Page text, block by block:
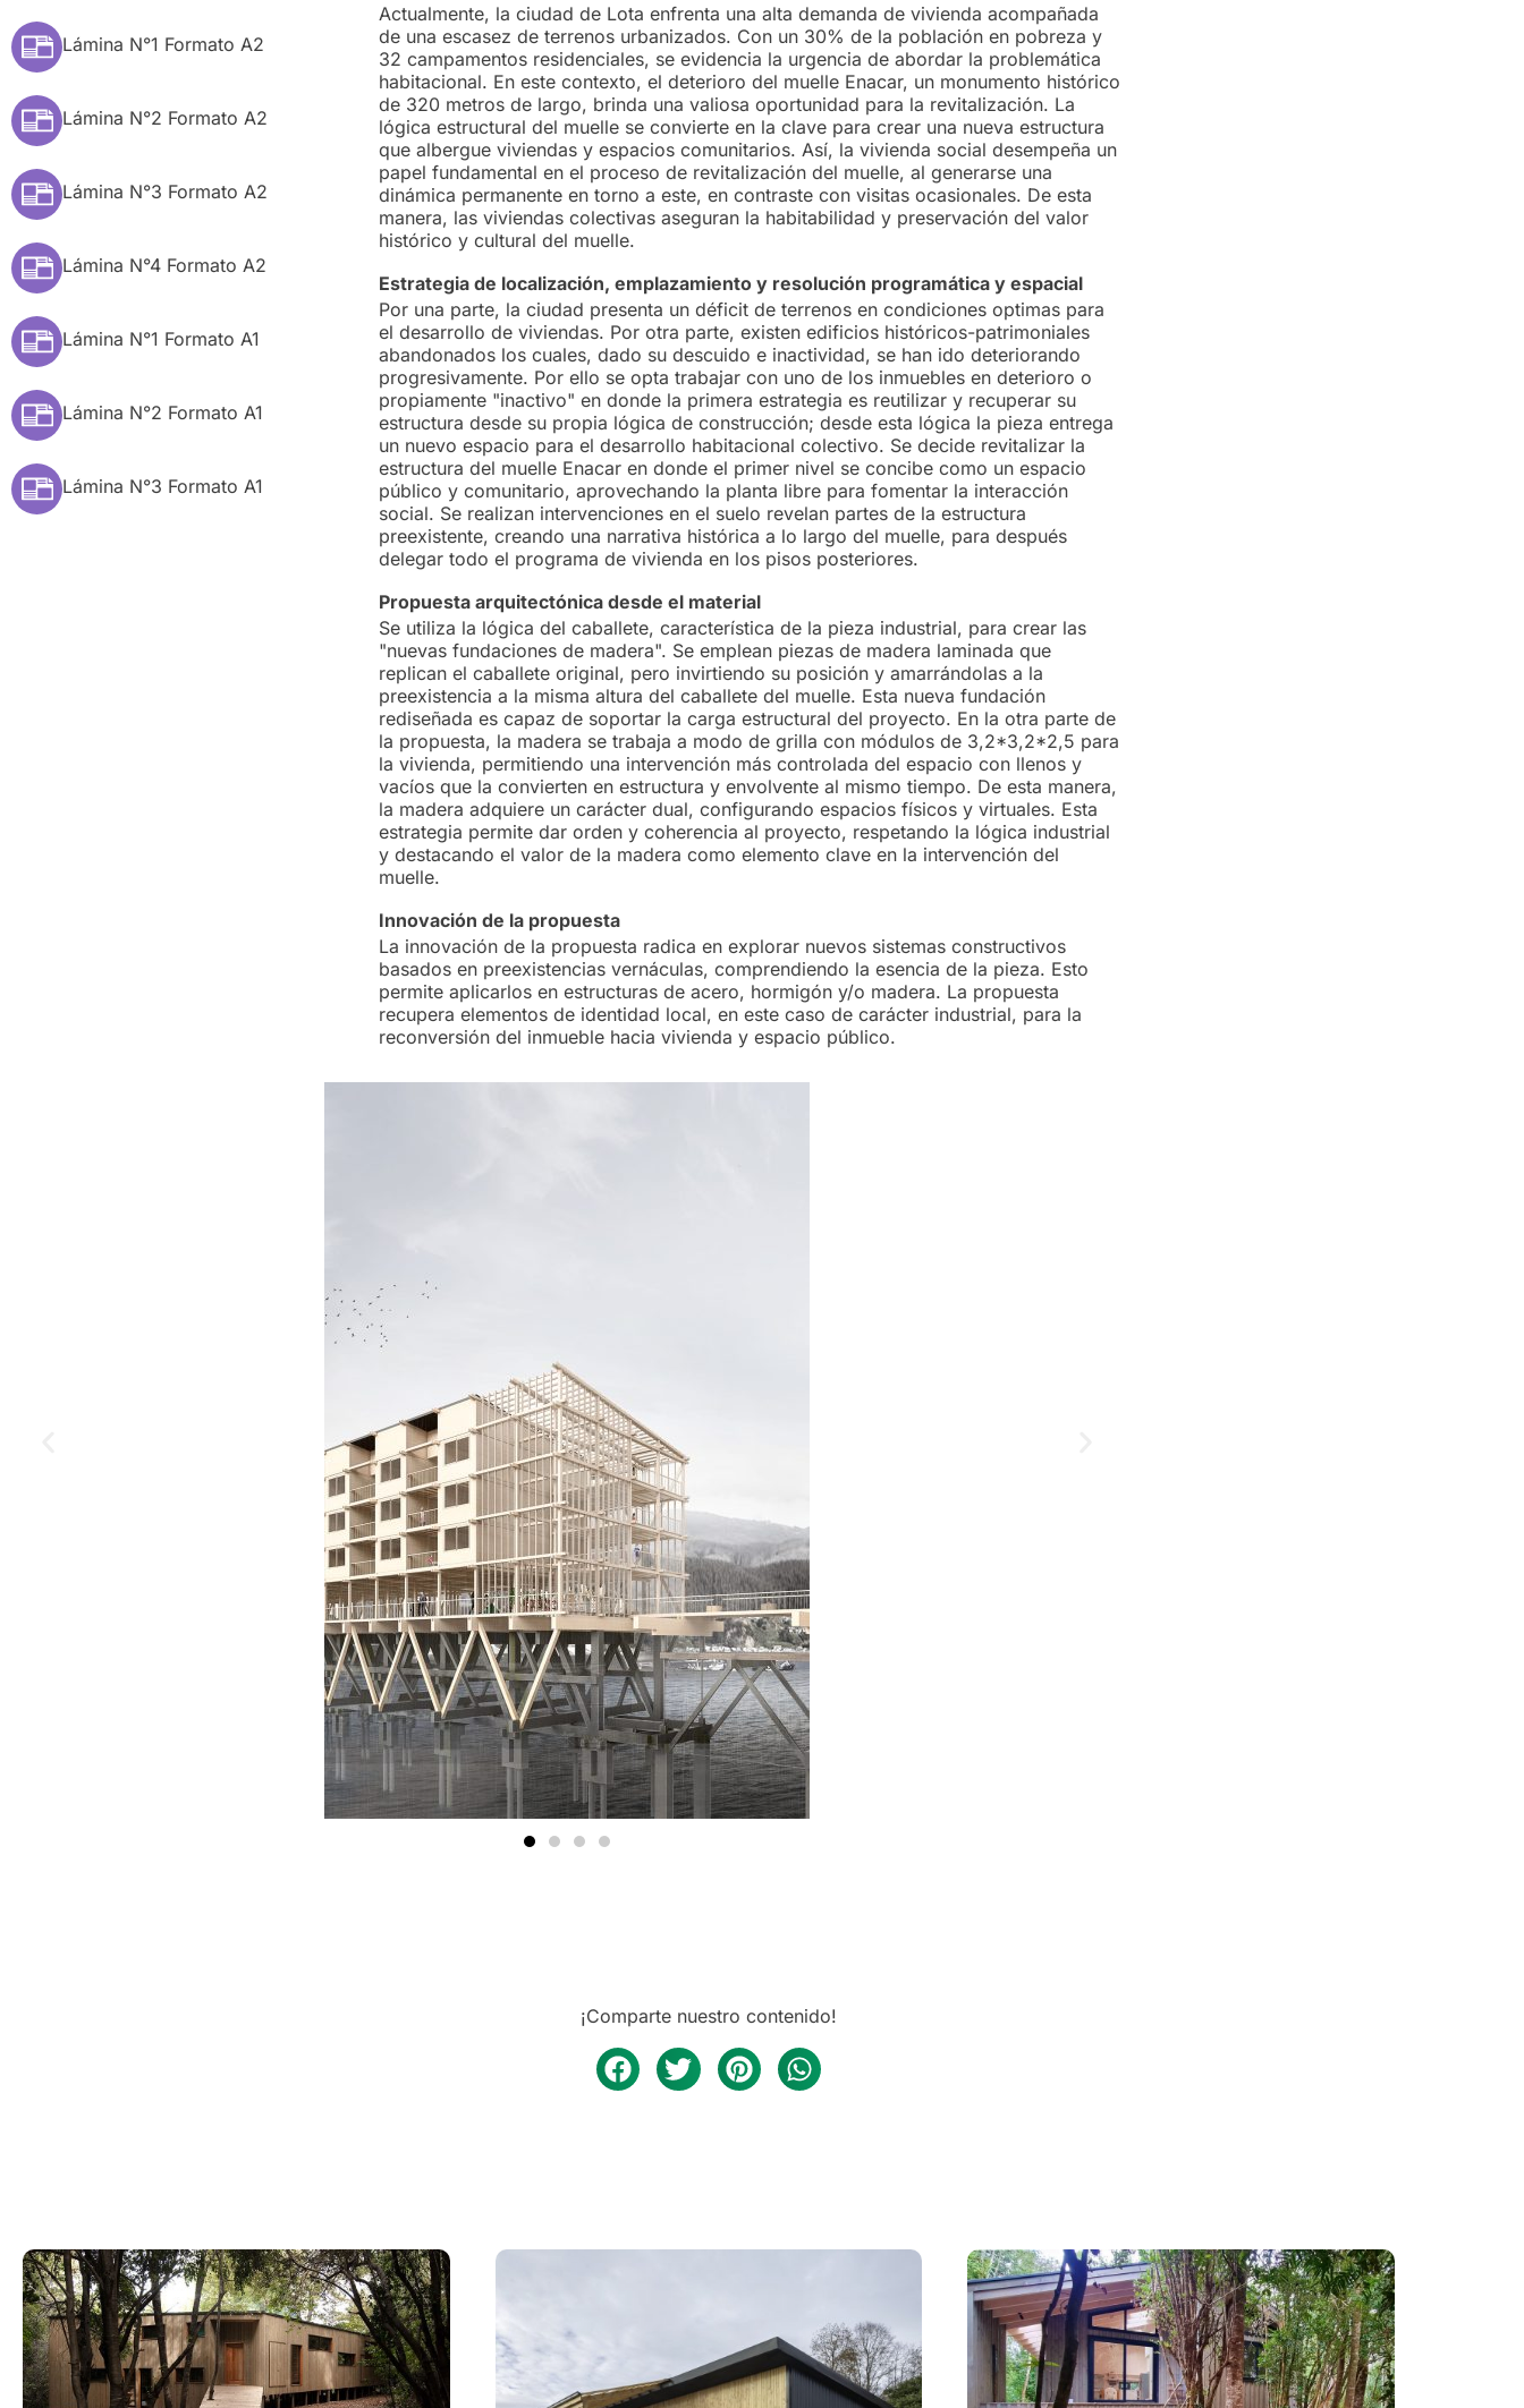
Lámina N°1 Formato A2
Lámina N°2 Formato A2
Lámina N°3 Formato A2
Lámina N°4 Formato A2
Lámina N°1 Formato A1
Lámina N°2 Formato A1
Lámina N°3 Formato A1
Actualmente, la ciudad de Lota enfrenta una alta demanda de vivienda acompañada
de una escasez de terrenos urbanizados. Con un 30% de la población en pobreza y
32 campamentos residenciales, se evidencia la urgencia de abordar la problemática
habitacional. En este contexto, el deterioro del muelle Enacar, un monumento histórico
de 320 metros de largo, brinda una valiosa oportunidad para la revitalización. La
lógica estructural del muelle se convierte en la clave para crear una nueva estructura
que albergue viviendas y espacios comunitarios. Así, la vivienda social desempeña un
papel fundamental en el proceso de revitalización del muelle, al generarse una
dinámica permanente en torno a este, en contraste con visitas ocasionales. De esta
manera, las viviendas colectivas aseguran la habitabilidad y preservación del valor
histórico y cultural del muelle.
Estrategia de localización, emplazamiento y resolución programática y espacial
Por una parte, la ciudad presenta un déficit de terrenos en condiciones optimas para
el desarrollo de viviendas. Por otra parte, existen edificios históricos-patrimoniales
abandonados los cuales, dado su descuido e inactividad, se han ido deteriorando
progresivamente. Por ello se opta trabajar con uno de los inmuebles en deterioro o
propiamente "inactivo" en donde la primera estrategia es reutilizar y recuperar su
estructura desde su propia lógica de construcción; desde esta lógica la pieza entrega
un nuevo espacio para el desarrollo habitacional colectivo. Se decide revitalizar la
estructura del muelle Enacar en donde el primer nivel se concibe como un espacio
público y comunitario, aprovechando la planta libre para fomentar la interacción
social. Se realizan intervenciones en el suelo revelan partes de la estructura
preexistente, creando una narrativa histórica a lo largo del muelle, para después
delegar todo el programa de vivienda en los pisos posteriores.
Propuesta arquitectónica desde el material
Se utiliza la lógica del caballete, característica de la pieza industrial, para crear las
"nuevas fundaciones de madera". Se emplean piezas de madera laminada que
replican el caballete original, pero invirtiendo su posición y amarrándolas a la
preexistencia a la misma altura del caballete del muelle. Esta nueva fundación
rediseñada es capaz de soportar la carga estructural del proyecto. En la otra parte de
la propuesta, la madera se trabaja a modo de grilla con módulos de 3,2*3,2*2,5 para
la vivienda, permitiendo una intervención más controlada del espacio con llenos y
vacíos que la convierten en estructura y envolvente al mismo tiempo. De esta manera,
la madera adquiere un carácter dual, configurando espacios físicos y virtuales. Esta
estrategia permite dar orden y coherencia al proyecto, respetando la lógica industrial
y destacando el valor de la madera como elemento clave en la intervención del
muelle.
Innovación de la propuesta
La innovación de la propuesta radica en explorar nuevos sistemas constructivos
basados en preexistencias vernáculas, comprendiendo la esencia de la pieza. Esto
permite aplicarlos en estructuras de acero, hormigón y/o madera. La propuesta
recupera elementos de identidad local, en este caso de carácter industrial, para la
reconversión del inmueble hacia vivienda y espacio público.
¡Comparte nuestro contenido!